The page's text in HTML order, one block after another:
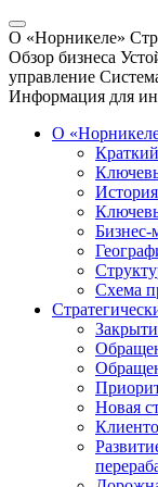
О «Норникеле»
Обзор бизнеса
управление
Информация для
О
Бизнес-
Схема
Новая